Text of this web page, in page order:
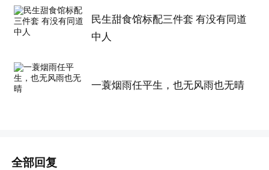
民生甜食馆标配三件套 有没有同道
中人
一蓑烟雨任平生，也无风雨也无晴
全部回复